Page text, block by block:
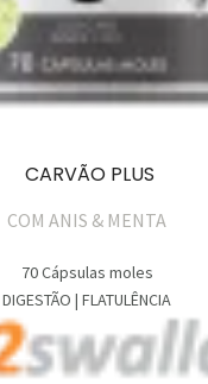
CARVÃO PLUS
COM ANIS & MENTA
70 Cápsulas moles
DIGESTÃO | FLATULÊNCIA